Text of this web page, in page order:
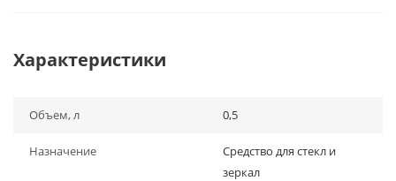
Характеристики
Объем, л 0,5
Назначение
Средство для стекл и
зеркал